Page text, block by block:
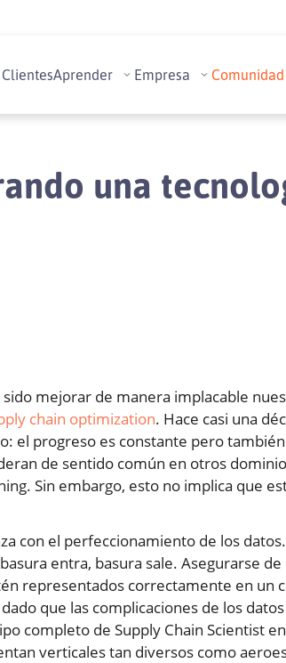
ClientesAprender Empresa Comunidad
una
mejorar de manera implacable
chain optimization. Hace casi una
el progreso es constante pero
de sentido común en otros
Sin embargo, esto no implica que
con el perfeccionamiento de los
entra, basura sale. Asegurarse de
representados correctamente en un
que las complicaciones de los
completo de Supply Chain Scientist
verticales tan diversos como